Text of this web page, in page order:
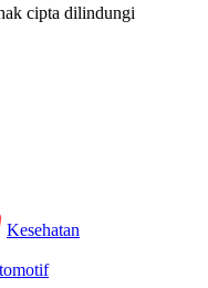
cipta dilindungi
Kesehatan